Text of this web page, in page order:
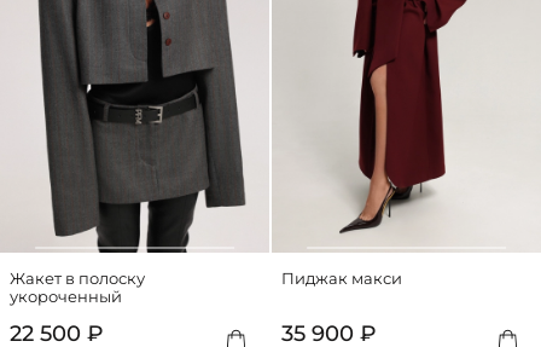
Жакет в полоску
укороченный
22 500 ₽
Пиджак макси
35 900 ₽